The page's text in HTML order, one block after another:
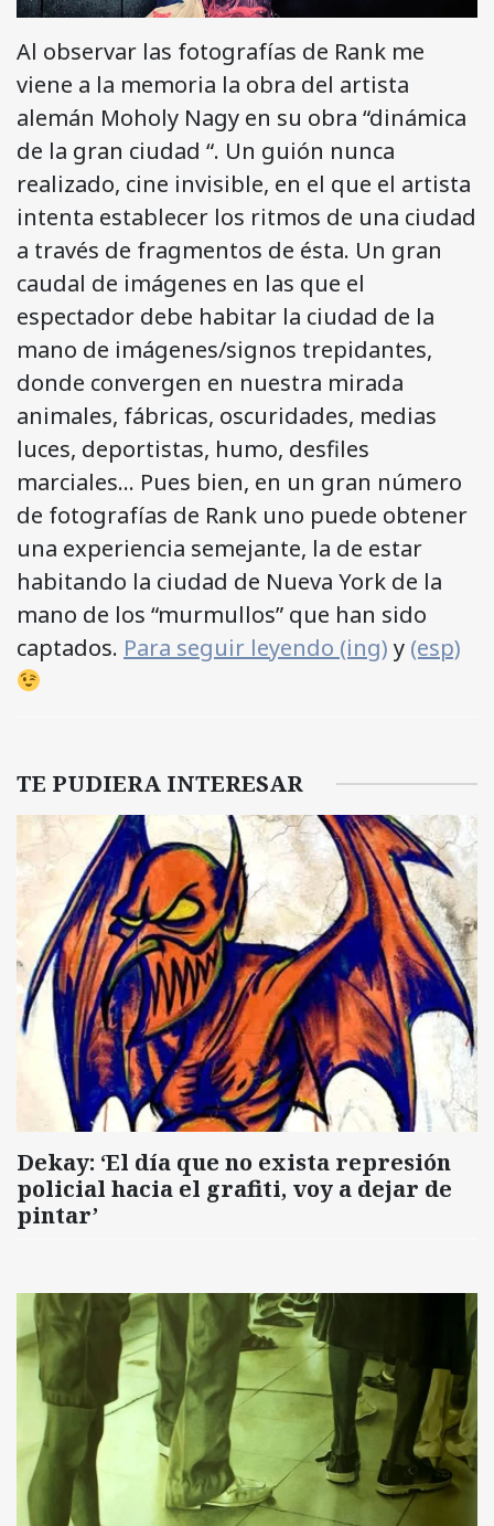
Al observar las fotografías de Rank me
viene a la memoria la obra del artista
alemán Moholy Nagy en su obra “dinámica
de la gran ciudad “. Un guión nunca
realizado, cine invisible, en el que el artista
intenta establecer los ritmos de una ciudad
a través de fragmentos de ésta. Un gran
caudal de imágenes en las que el
espectador debe habitar la ciudad de la
mano de imágenes/signos trepidantes,
donde convergen en nuestra mirada
animales, fábricas, oscuridades, medias
luces, deportistas, humo, desfiles
marciales… Pues bien, en un gran número
de fotografías de Rank uno puede obtener
una experiencia semejante, la de estar
habitando la ciudad de Nueva York de la
mano de los “murmullos” que han sido
captados. Para seguir leyendo (ing) y (esp)
TE PUDIERA INTERESAR
Dekay: ‘El día que no exista represión
policial hacia el grafiti, voy a dejar de
pintar’